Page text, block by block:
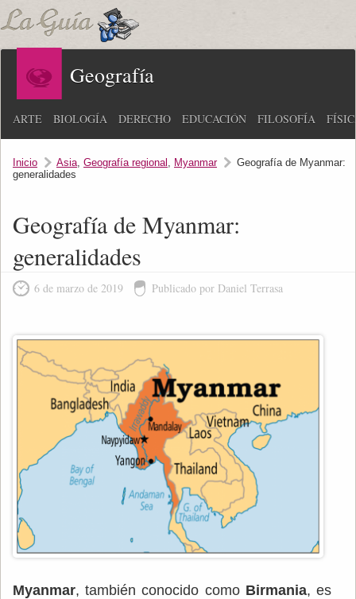
Geografía
ARTE BIOLOGÍA DERECHO EDUCACIÓN FILOSOFÍA
Inicio Asia, Geografía regional , Myanmar
Geografía de Myanmar:
generalidades
Geografía de Myanmar:
generalidades
6 de marzo de 2019 Publicado por Daniel Terrasa
Myanmar, también conocido comoBirmania, es